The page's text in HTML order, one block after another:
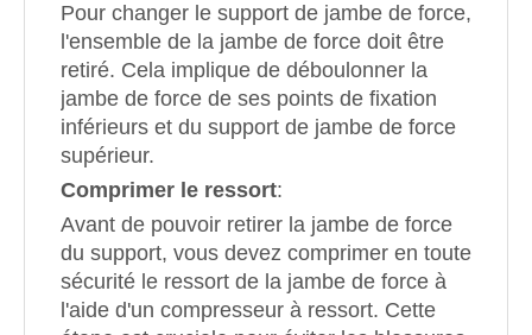
Pour changer le support de jambe de force,
l'ensemble de la jambe de force doit être
retiré. Cela implique de déboulonner la
jambe de force de ses points de fixation
inférieurs et du support de jambe de force
supérieur.
Comprimer le ressort:
Avant de pouvoir retirer la jambe de force
du support, vous devez comprimer en toute
sécurité le ressort de la jambe de force à
l'aide d'un compresseur à ressort. Cette